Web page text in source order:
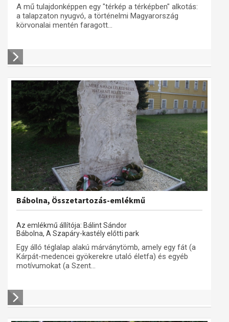
A mű tulajdonképpen egy "térkép a térképben" alkotás:
a talapzaton nyugvó, a történelmi Magyarország
körvonalai mentén faragott...
Bábolna, Összetartozás-emlékmű
Az emlékmű állítója: Bálint Sándor
Bábolna, A Szapáry-kastély előtti park
Egy álló téglalap alakú márványtömb, amely egy fát (a
Kárpát-medencei gyökerekre utaló életfa) és egyéb
motívumokat (a Szent...